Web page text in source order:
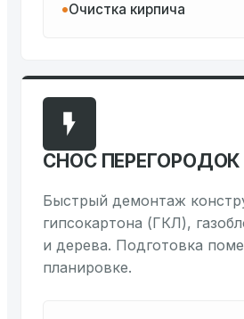
Очистка кирпича
СНОС ПЕРЕГОРОДОК
Быстрый демонтаж
гипсокартона (ГКЛ),
и дерева. Подготовка
планировке.